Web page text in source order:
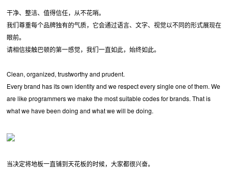
干净、整洁、值得信任，从不花哨。
我们尊重每个品牌独有的气质，它会通过语言、文字、视觉以不同的形式展现在
眼前。
请相信接触巴顿的第一感觉，我们一直如此，始终如此。
Clean, organized, trustworthy and prudent.
Every brand has its own identity and we respect every single one of them. We
are like programmers we make the most suitable codes for brands. That is
what we have been doing and what we will be doing.
当决定将地板一直铺到天花板的时候，大家都很兴奋。